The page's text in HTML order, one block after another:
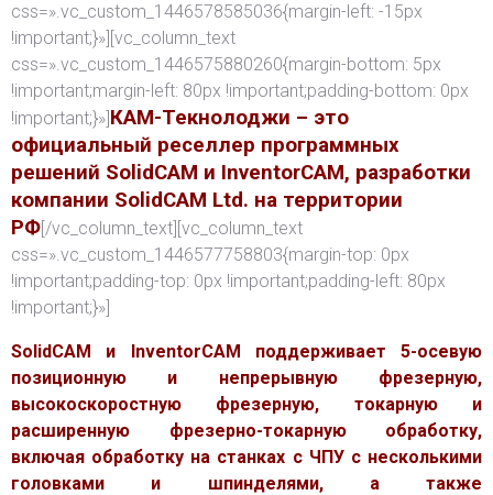
css=».vc_custom_1446578585036{margin-left: -15px
!important;}»][vc_column_text
css=».vc_custom_1446575880260{margin-bottom: 5px
!important;margin-left: 80px !important;padding-bottom: 0px
!important;}»]КАМ-Текнолоджи – это
официальный реселлер программных
решений SolidCAM и InventorCAM, разработки
компании SolidCAM Ltd. на территории
РФ[/vc_column_text][vc_column_text
css=».vc_custom_1446577758803{margin-top: 0px
!important;padding-top: 0px !important;padding-left: 80px
!important;}»]
SolidCAM и InventorCAM поддерживает 5-осевую
позиционную и непрерывную фрезерную,
высокоскоростную фрезерную, токарную и
расширенную фрезерно-токарную обработку,
включая обработку на станках с ЧПУ с несколькими
головками и шпинделями, а также